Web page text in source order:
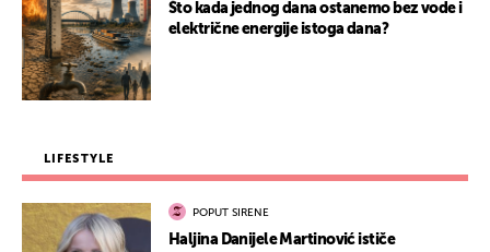
Što kada jednog dana ostanemo bez vode i
električne energije istoga dana?
LIFESTYLE
POPUT SIRENE
Haljina Danijele Martinović ističe